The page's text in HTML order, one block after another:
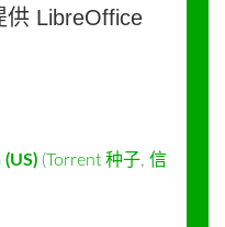
供 LibreOffice
(US) (Torrent 种子, 信